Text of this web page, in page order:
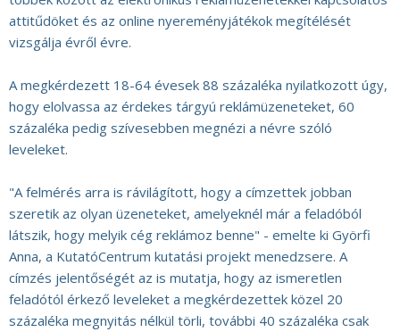
attitűdöket és az online nyereményjátékok megítélését
vizsgálja évről évre.
A megkérdezett 18-64 évesek 88 százaléka nyilatkozott úgy,
hogy elolvassa az érdekes tárgyú reklámüzeneteket, 60
százaléka pedig szívesebben megnézi a névre szóló
leveleket.
"A felmérés arra is rávilágított, hogy a címzettek jobban
szeretik az olyan üzeneteket, amelyeknél már a feladóból
látszik, hogy melyik cég reklámoz benne" - emelte ki Györfi
Anna, a KutatóCentrum kutatási projekt menedzsere. A
címzés jelentőségét az is mutatja, hogy az ismeretlen
feladótól érkező leveleket a megkérdezettek közel 20
százaléka megnyitás nélkül törli, további 40 százaléka csak